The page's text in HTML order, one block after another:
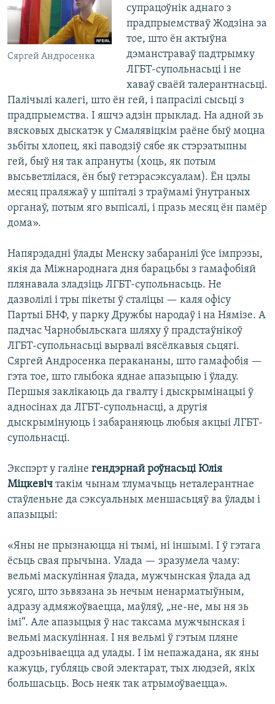
Сяргей Андросенка
супрацоўнік аднаго з
прадпрыемстваў Жодзіна за
тое, што ён актыўна
дэманстраваў падтрымку
ЛГБТ-супольнасьці і не
хаваў сваёй талерантнасьці.
Палічылі калегі, што ён гей, і папрасілі сысьці з
прадпрыемства. І яшчэ адзін прыклад. На адной зь
вясковых дыскатэк у Смалявіцкім раёне быў моцна
зьбіты хлопец, які паводзіў сябе як стэрэатыпны
гей, быў ня так апрануты (хоць, як потым
высьветлілася, ён быў гетэрасэксуалам). Ён цэлы
месяц праляжаў у шпіталі з траўмамі ўнутраных
органаў, потым яго выпісалі, і празь месяц ён памёр
дома».
Напярэдадні ўлады Менску забаранілі ўсе імпрэзы,
якія да Міжнароднага дня барацьбы з гамафобіяй
плянавала зладзіць ЛГБТ-супольнасьць. Не
дазволілі і тры пікеты ў сталіцы — каля офісу
Партыі БНФ, у парку Дружбы народаў і на Нямізе. А
падчас Чарнобыльскага шляху ў прадстаўнікоў
ЛГБТ-супольнасьці вырвалі вясёлкавыя сьцягі.
Сяргей Андросенка перакананы, што гамафобія —
гэта тое, што глыбока яднае апазыцыю і ўладу.
Першыя заклікаюць да гвалту і дыскрымінацыі ў
адносінах да ЛГБТ-супольнасці, а другія
дыскрымінуюць і забараняюць любыя акцыі ЛГБТ-
супольнасці.
Экспэрт у галіне гендэрнай роўнасьці Юлія
Міцкевіч такім чынам тлумачыць неталерантнае
стаўленьне да сэксуальных меншасьцяў ва ўлады і
апазыцыі:
«Яны не прызнаюцца ні тымі, ні іншымі. І ў гэтага
ёсьць свая прычына. Улада — зразумела чаму:
вельмі маскулінная ўлада, мужчынская ўлада ад
усяго, што зьвязана зь нечым ненарматыўным,
адразу адмяжоўваецца, маўляў, „не-не, мы ня зь
імі“. Але апазыцыя ў нас таксама мужчынская і
вельмі маскулінная. І ня вельмі ў гэтым пляне
адрозьніваецца ад улады. І ім непажадана, як яны
кажуць, губляць свой электарат, тых людзей, якіх
большасьць. Вось неяк так атрымоўваецца».